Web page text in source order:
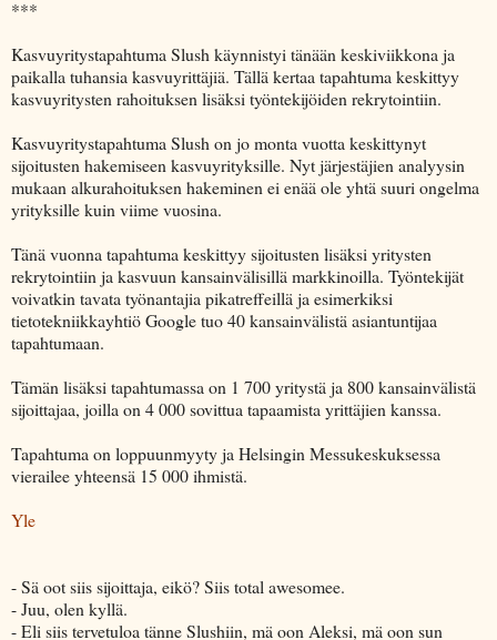
***
Kasvuyritystapahtuma Slush käynnistyi tänään keskiviikkona ja
paikalla tuhansia kasvuyrittäjiä. Tällä kertaa tapahtuma keskittyy
kasvuyritysten rahoituksen lisäksi työntekijöiden rekrytointiin.
Kasvuyritystapahtuma Slush on jo monta vuotta keskittynyt
sijoitusten hakemiseen kasvuyrityksille. Nyt järjestäjien analyysin
mukaan alkurahoituksen hakeminen ei enää ole yhtä suuri ongelma
yrityksille kuin viime vuosina.
Tänä vuonna tapahtuma keskittyy sijoitusten lisäksi yritysten
rekrytointiin ja kasvuun kansainvälisillä markkinoilla. Työntekijät
voivatkin tavata työnantajia pikatreffeillä ja esimerkiksi
tietotekniikkayhtiö Google tuo 40 kansainvälistä asiantuntijaa
tapahtumaan.
Tämän lisäksi tapahtumassa on 1 700 yritystä ja 800 kansainvälistä
sijoittajaa, joilla on 4 000 sovittua tapaamista yrittäjien kanssa.
Tapahtuma on loppuunmyyty ja Helsingin Messukeskuksessa
vierailee yhteensä 15 000 ihmistä.
Yle
- Sä oot siis sijoittaja, eikö? Siis total awesomee.
- Juu, olen kyllä.
- Eli siis tervetuloa tänne Slushiin, mä oon Aleksi, mä oon sun